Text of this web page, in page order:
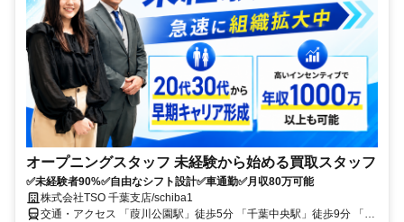
オープニングスタッフ 未経験から始める買取スタッフ
✅未経験者90%✅自由なシフト設計✅車通勤✅月収80万可能
株式会社TSO 千葉支店/schiba1
交通・アクセス 「葭川公園駅」徒歩5分 「千葉中央駅」徒歩9分 「千